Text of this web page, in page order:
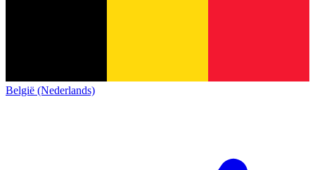
België (Nederlands)